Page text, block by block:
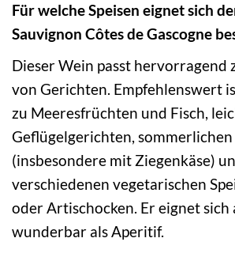
Für welche Speisen eignet sich
Sauvignon Côtes de Gascogne
Dieser Wein passt hervorragend
von Gerichten. Empfehlenswert
zu Meeresfrüchten und Fisch,
Geflügelgerichten, sommerlichen
(insbesondere mit Ziegenkäse)
verschiedenen vegetarischen
oder Artischocken. Er eignet sich
wunderbar als Aperitif.